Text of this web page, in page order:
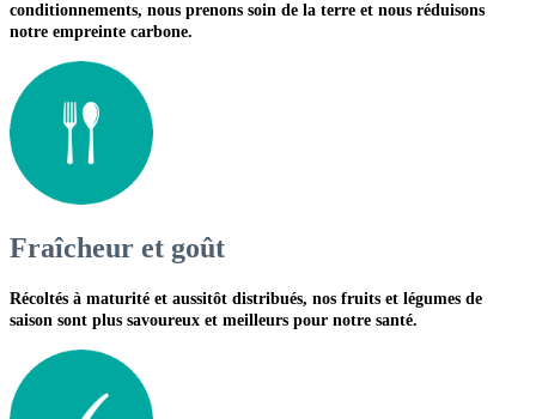
conditionnements, nous prenons soin de la terre et nous réduisons
notre empreinte carbone.
Fraîcheur et goût
Récoltés à maturité et aussitôt distribués, nos fruits et légumes de
saison sont plus savoureux et meilleurs pour notre santé.